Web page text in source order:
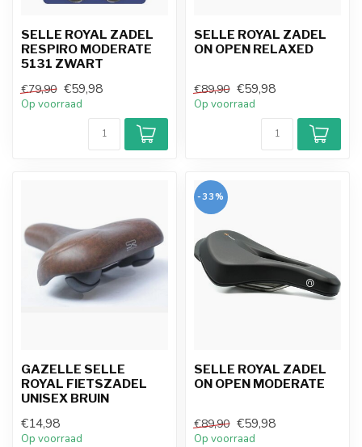
SELLE ROYAL ZADEL
RESPIRO MODERATE
5131 ZWART
€79,90 €59,98
Op voorraad
SELLE ROYAL ZADEL
ON OPEN RELAXED
€89,90 €59,98
Op voorraad
GAZELLE SELLE
ROYAL FIETSZADEL
UNISEX BRUIN
€14,98
Op voorraad
-33%
SELLE ROYAL ZADEL
ON OPEN MODERATE
€89,90 €59,98
Op voorraad